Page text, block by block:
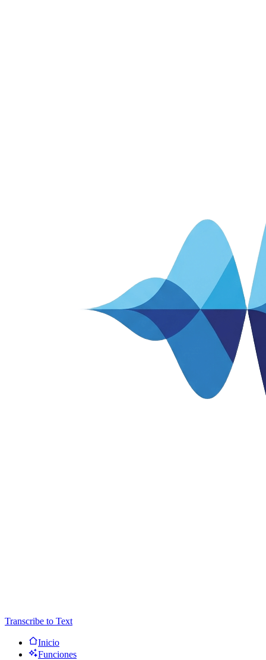
Transcribe to Text
Inicio
Funciones